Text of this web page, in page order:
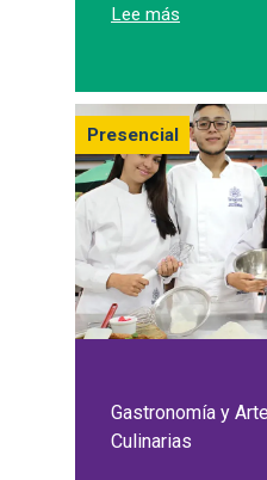
Lee más sobre
Presencial
Gastronomía y
Culinarias